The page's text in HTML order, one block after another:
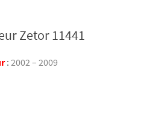
Zetor 11441
: 2002 – 2009